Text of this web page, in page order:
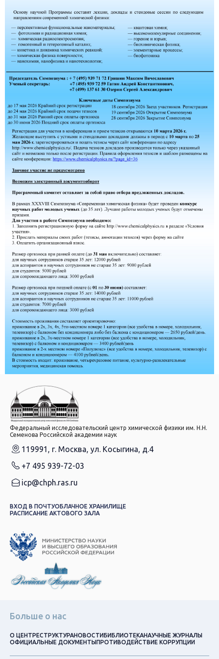
Федеральный исследовательский центр химической физики им. Н.Н.
Семенова Российской академии наук
119991, г. Москва, ул. Косыгина, д.4
+7 495 939-72-03
icp@chph.ras.ru
ВХОД В ПОЧТУОБЛАЧНОЕ ХРАНИЛИЩЕ
РАСПИСАНИЕ АКТОВОГО ЗАЛА
Больше о нас
О ЦЕНТРЕСТРУКТУРАНОВОСТИБИБЛИОТЕКАНАУЧНЫЕ ЖУРНАЛЫ
ОФИЦИАЛЬНЫЕ ДОКУМЕНТЫПРОТИВОДЕЙСТВИЕ КОРРУПЦИИ